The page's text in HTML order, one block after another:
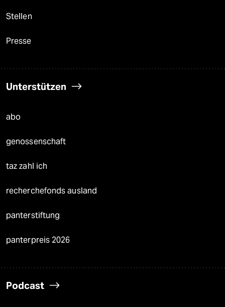
Stellen
Presse
Unterstützen
abo
genossenschaft
taz zahl ich
recherchefonds ausland
panterstiftung
panterpreis 2026
Podcast